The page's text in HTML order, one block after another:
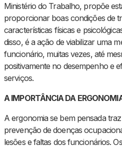
Ministério do Trabalho, propõe
proporcionar boas condições de
características físicas e
disso, é a ação de viabilizar uma
funcionário, muitas vezes, até
positivamente no desempenho e
serviços.
A IMPORTÂNCIA DA
A ergonomia se bem pensada
prevenção de doenças
lesões e faltas dos funcionários.